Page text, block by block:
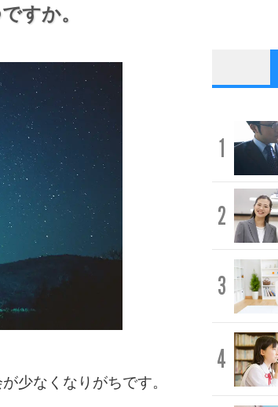
すか。
少なくなりがちです。
1
2
3
4